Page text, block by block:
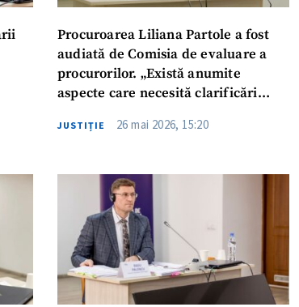
Procuroarea Liliana Partole a fost
audiată de Comisia de evaluare a
procurorilor. „Există anumite
aspecte care necesită clarificări
JUSTIȚIE 26 mai 2026, 15:20
CONTACT SURSĂ
Sursă anonimă
Nume + Numele meu